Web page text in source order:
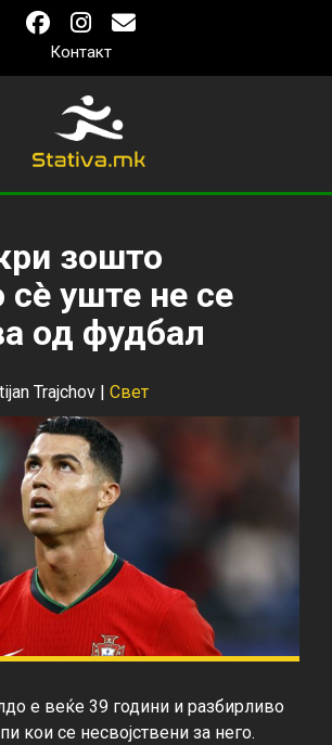
Контакт
зошто
уште не се
од фудбал
Trajchov | Свет
е веќе 39 години и разбирливо
кои се несвојствени за него.